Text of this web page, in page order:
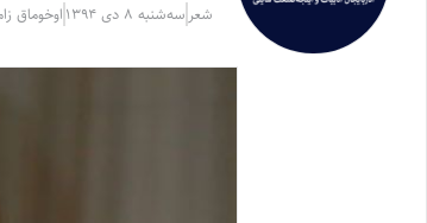
شعر سه‌شنبه ۸ دی ۱۳۹۴ اوخوماق